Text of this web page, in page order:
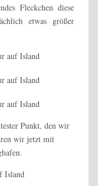
Fleckchen diese
etwas größer
Punkt, den wir
wir jetzt mit